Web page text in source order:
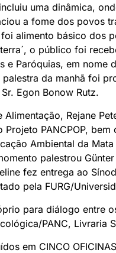
uma dinâmica,
a fome dos povos
alimento básico dos
o público foi
e Paróquias, em nome
da manhã foi
Egon Bonow Rutz.
Rejane
PANCPOP,
Ambiental da
palestrou
fez entrega ao
pela FURG/
para diálogo entre
PANC, Livraria
em CINCO